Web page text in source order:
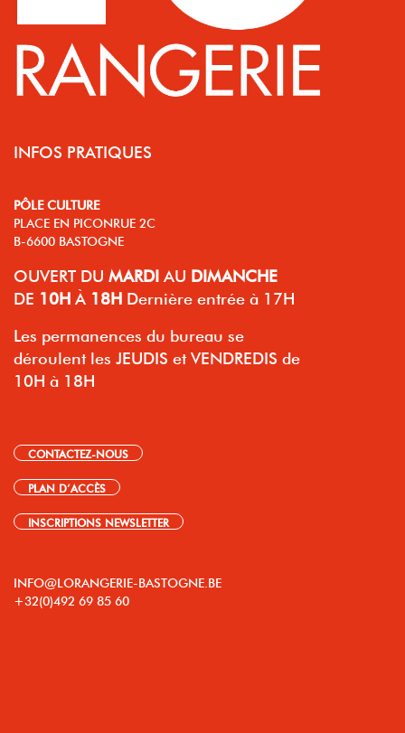
INFOS PRATIQUES
PÔLE CULTURE
PLACE EN PICONRUE 2C
B-6600 BASTOGNE
OUVERT DU MARDI AU DIMANCHE
DE 10H À 18H Dernière entrée à 17H
Les permanences du bureau se
déroulent les JEUDIS et VENDREDIS de
10H à 18H
CONTACTEZ-NOUS
PLAN D’ACCÈS
INSCRIPTIONS NEWSLETTER
INFO@LORANGERIE-BASTOGNE.BE
+32(0)492 69 85 60